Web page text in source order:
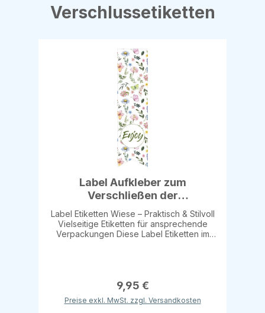
Produktgalerie überspringen
Verschlussetiketten
Label Aufkleber zum
Verschließen der
Papiertaschen, "Wiese"
Label Etiketten Wiese – Praktisch & Stilvoll
Vielseitige Etiketten für ansprechende
Verpackungen Diese Label Etiketten im
Präsentation eine natürliche, stilvolle Note.
Mit den Maßen 35 x 135 mm sind die
Etiketten flexibel einsetzbar und ideal für
9,95 €
Preise exkl. MwSt. zzgl. Versandkosten